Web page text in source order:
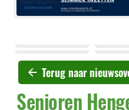
Terug naar
Senioren